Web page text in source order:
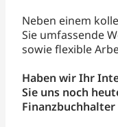
Neben einem
Sie umfassende
sowie flexible
Haben wir Ihr
Sie uns noch